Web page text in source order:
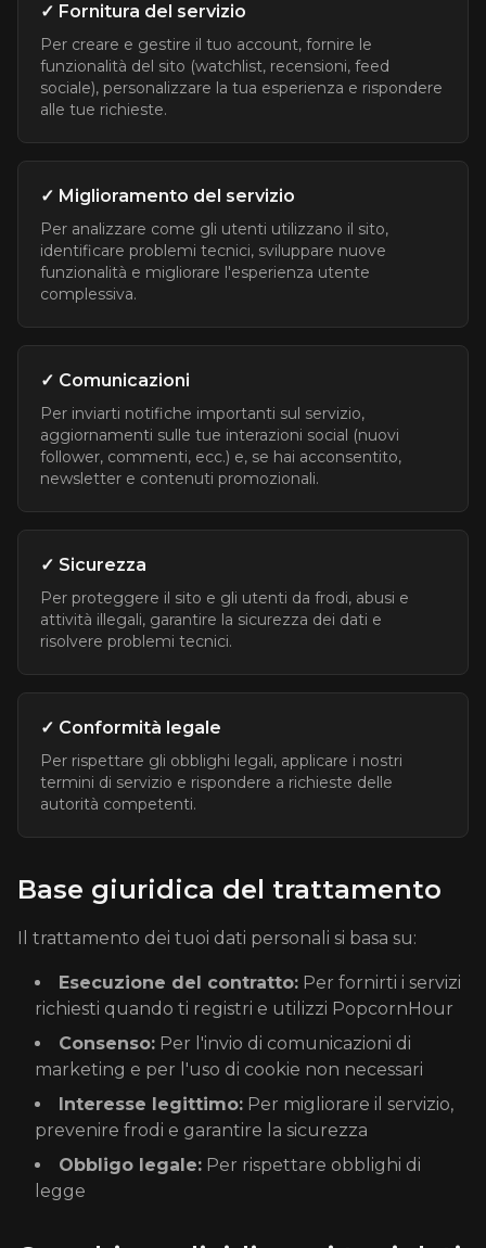
✓ Fornitura del servizio
Per creare e gestire il tuo account, fornire le
funzionalità del sito (watchlist, recensioni, feed
sociale), personalizzare la tua esperienza e rispondere
alle tue richieste.
✓ Miglioramento del servizio
Per analizzare come gli utenti utilizzano il sito,
identificare problemi tecnici, sviluppare nuove
funzionalità e migliorare l'esperienza utente
complessiva.
✓ Comunicazioni
Per inviarti notifiche importanti sul servizio,
aggiornamenti sulle tue interazioni social (nuovi
follower, commenti, ecc.) e, se hai acconsentito,
newsletter e contenuti promozionali.
✓ Sicurezza
Per proteggere il sito e gli utenti da frodi, abusi e
attività illegali, garantire la sicurezza dei dati e
risolvere problemi tecnici.
✓ Conformità legale
Per rispettare gli obblighi legali, applicare i nostri
termini di servizio e rispondere a richieste delle
autorità competenti.
Base giuridica del trattamento
Il trattamento dei tuoi dati personali si basa su:
Esecuzione del contratto: Per fornirti i servizi
richiesti quando ti registri e utilizzi PopcornHour
Consenso: Per l'invio di comunicazioni di
marketing e per l'uso di cookie non necessari
Interesse legittimo: Per migliorare il servizio,
prevenire frodi e garantire la sicurezza
Obbligo legale: Per rispettare obblighi di
legge